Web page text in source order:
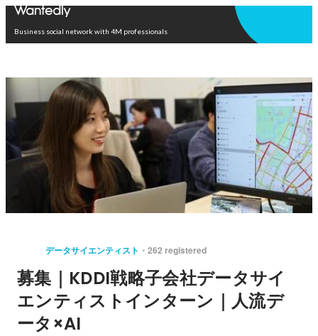
Business social network with 4M professionals
データサイエンティスト 262 registered
募集｜KDDI戦略子会社データサイ
エンティストインターン｜人流デ
ータ×AI